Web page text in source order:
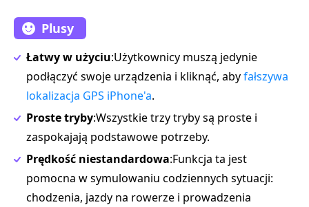
Plusy
Łatwy w użyciu:Użytkownicy muszą jedynie
podłączyć swoje urządzenia i kliknąć, abyfałszywa
lokalizacja GPS iPhone'a.
Proste tryby:Wszystkie trzy tryby są proste i
zaspokajają podstawowe potrzeby.
Prędkość niestandardowa:Funkcja ta jest
pomocna w symulowaniu codziennych sytuacji:
chodzenia, jazdy na rowerze i prowadzenia